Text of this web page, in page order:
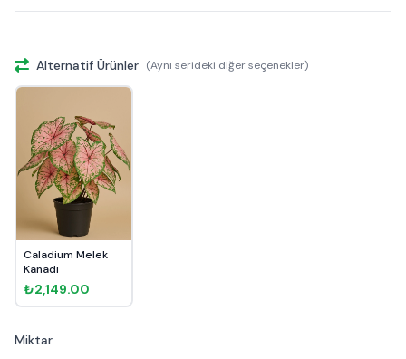
Alternatif Ürünler (Aynı serideki diğer seçenekler)
Caladium Melek
Kanadı
₺2,149.00
Miktar